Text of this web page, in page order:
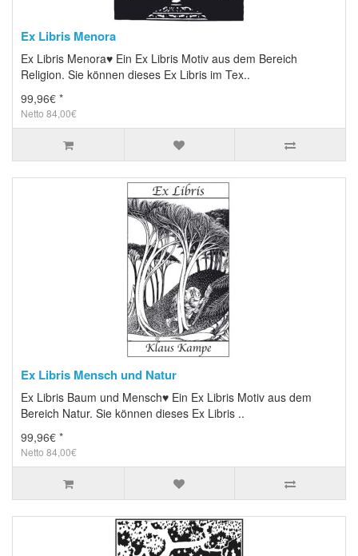
Ex Libris Menora
Ex Libris Menora♥ Ein Ex Libris Motiv aus dem Bereich
Religion. Sie können dieses Ex Libris im Tex..
99,96€ *
Netto 84,00€
Ex Libris Mensch und Natur
Ex Libris Baum und Mensch♥ Ein Ex Libris Motiv aus dem
Bereich Natur. Sie können dieses Ex Libris ..
99,96€ *
Netto 84,00€